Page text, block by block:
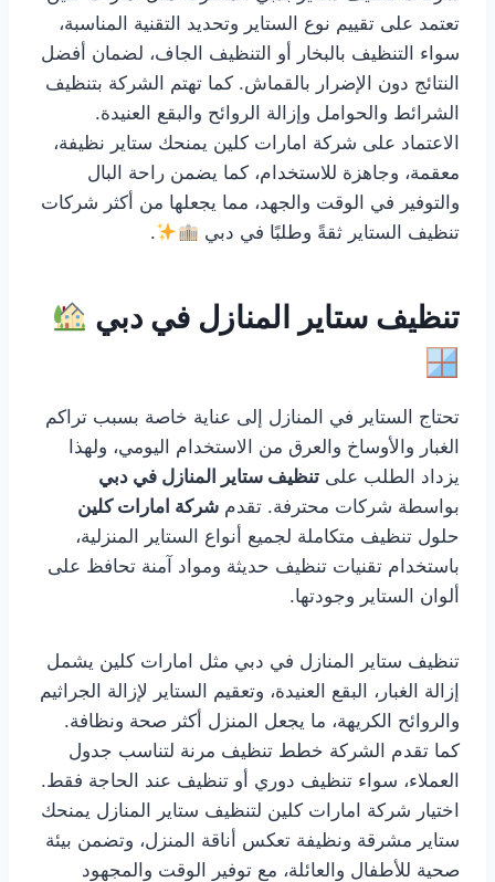
تعتمد على تقييم نوع الستاير وتحديد التقنية المناسبة،
سواء التنظيف بالبخار أو التنظيف الجاف، لضمان أفضل
النتائج دون الإضرار بالقماش. كما تهتم الشركة بتنظيف
الشرائط والحوامل وإزالة الروائح والبقع العنيدة.
الاعتماد على شركة امارات كلين يمنحك ستاير نظيفة،
معقمة، وجاهزة للاستخدام، كما يضمن راحة البال
والتوفير في الوقت والجهد، مما يجعلها من أكثر شركات
تنظيف الستاير ثقةً وطلبًا في دبي
.
تنظيف ستاير المنازل في دبي
تحتاج الستاير في المنازل إلى عناية خاصة بسبب تراكم
الغبار والأوساخ والعرق من الاستخدام اليومي، ولهذا
يزداد الطلب على تنظيف ستاير المنازل في دبي
بواسطة شركات محترفة. تقدم شركة امارات كلين
حلول تنظيف متكاملة لجميع أنواع الستاير المنزلية،
باستخدام تقنيات تنظيف حديثة ومواد آمنة تحافظ على
ألوان الستاير وجودتها.
تنظيف ستاير المنازل في دبي مثل امارات كلين يشمل
إزالة الغبار، البقع العنيدة، وتعقيم الستاير لإزالة الجراثيم
والروائح الكريهة، ما يجعل المنزل أكثر صحة ونظافة.
كما تقدم الشركة خطط تنظيف مرنة لتناسب جدول
العملاء، سواء تنظيف دوري أو تنظيف عند الحاجة فقط.
اختيار شركة امارات كلين لتنظيف ستاير المنازل يمنحك
ستاير مشرقة ونظيفة تعكس أناقة المنزل، وتضمن بيئة
صحية للأطفال والعائلة، مع توفير الوقت والمجهود